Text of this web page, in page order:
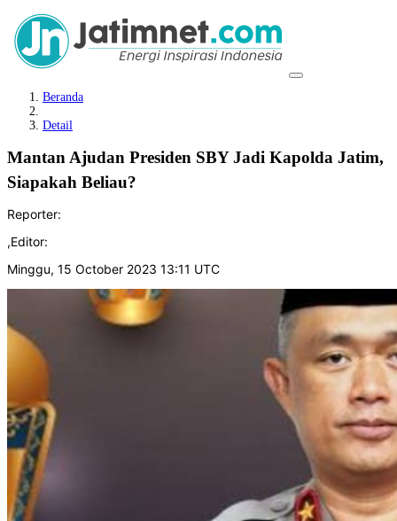
Beranda
Detail
Mantan Ajudan Presiden SBY Jadi Kapolda Jatim,
Siapakah Beliau?
Reporter:
,Editor:
Minggu, 15 October 2023 13:11 UTC